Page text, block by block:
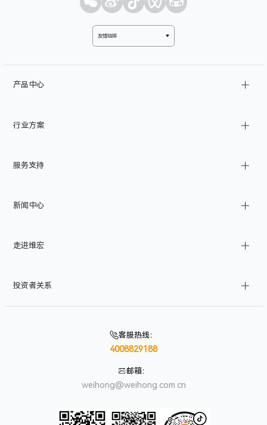
友情链接
产品中心
激光加工
工业自动化
工业物联网
行业方案
船舶
管道
航空航天
服务支持
产品注册
维修查询
伺服报警查询
新闻中心
产品资讯
走进维宏
加入我们
投资者关系
客服热线：
4008829188
邮箱：
weihong@weihong.com.cn